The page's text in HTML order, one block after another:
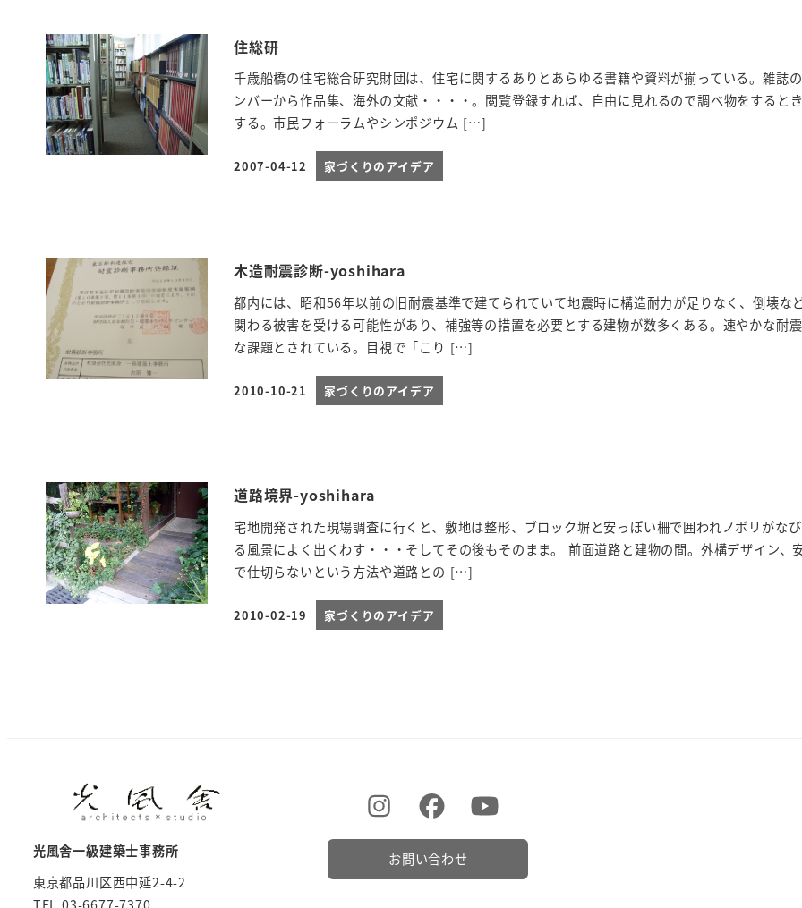
住総研
千歳船橋の住宅総合研究財団は、住宅に関するありとあらゆる書籍や資料が揃っている。雑誌
ンバーから作品集、海外の文献・・・・。閲覧登録すれば、自由に見れるので調べ物をすると
する。市民フォーラムやシンポジウム […]
投稿日
2007-04-12 家づくりのアイデア
木造耐震診断-yoshihara
都内には、昭和56年以前の旧耐震基準で建てられていて地震時に構造耐力が足りなく、倒壊な
関わる被害を受ける可能性があり、補強等の措置を必要とする建物が数多くある。速やかな耐
な課題とされている。目視で「こり […]
投稿日
2010-10-21 家づくりのアイデア
道路境界-yoshihara
宅地開発された現場調査に行くと、敷地は整形、ブロック塀と安っぽい柵で囲われノボリがな
る風景によく出くわす・・・そしてその後もそのまま。 前面道路と建物の間。外構デザイン、
で仕切らないという方法や道路との […]
投稿日
2010-02-19 家づくりのアイデア
光風舎一級建築士事務所
東京都品川区西中延2-4-2
TEL 03-6677-7370
お問い合わせ